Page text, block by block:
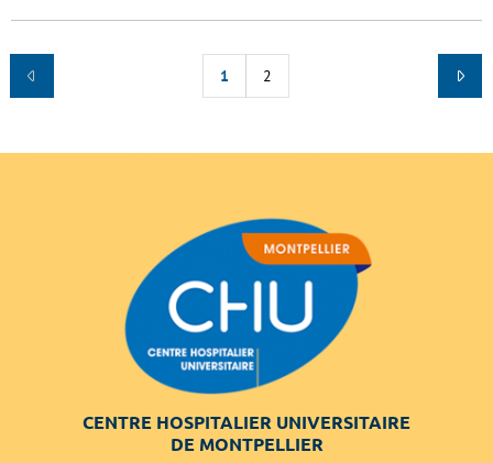
1 2
CENTRE HOSPITALIER UNIVERSITAIRE
DE MONTPELLIER